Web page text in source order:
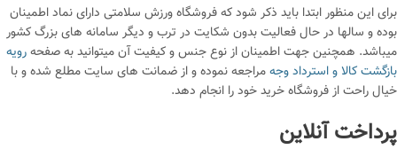
برای این منظور ابتدا باید ذکر شود که فروشگاه ورزش سلامتی دارای نماد اطمینان
بوده و سالها در حال فعالیت بدون شکایت در ترب و دیگر سامانه های بزرگ کشور
میباشد. همچنین جهت اطمینان از نوع جنس و کیفیت آن میتوانید به صفحهرویه
بازگشت کالا و استرداد وجهمراجعه نموده و از ضمانت های سایت مطلع شده و با
خیال راحت از فروشگاه خرید خود را انجام دهد.
پرداخت آنلاین